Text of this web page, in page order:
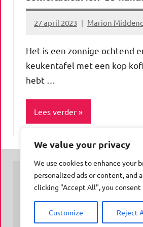
We value your privacy
We use cookies to enhance your
personalized ads or content, and
clicking "Accept All", you consent
Customize Reject
27 april 2023 Marion
Geen
Het is een zonnige ochtend
keukentafel met een kop
hebt …
Lees verder
Blog
Lifestyle
Werk
© Insert Internetuitgeverij
Samenwerking met:Oudersenzo.nl-